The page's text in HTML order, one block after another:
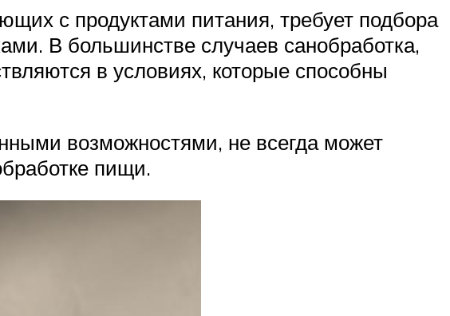
с продуктами питания, требует подбора
В большинстве случаев санобработка,
в условиях, которые способны
возможностями, не всегда может
пищи.